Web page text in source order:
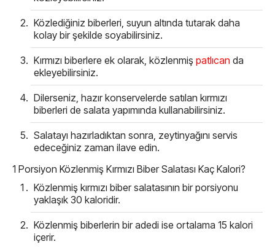
Közlediğiniz biberleri, suyun altında tutarak daha
kolay bir şekilde soyabilirsiniz.
Kırmızı biberlere ek olarak, közlenmiş patlıcan da
ekleyebilirsiniz.
Dilerseniz, hazır konservelerde satılan kırmızı
biberleri de salata yapımında kullanabilirsiniz.
Salatayı hazırladıktan sonra, zeytinyağını servis
edeceğiniz zaman ilave edin.
1 Porsiyon Közlenmiş Kırmızı Biber Salatası Kaç Kalori?
Közlenmiş kırmızı biber salatasının bir porsiyonu
yaklaşık 30 kaloridir.
Közlenmiş biberlerin bir adedi ise ortalama 15 kalori
içerir.